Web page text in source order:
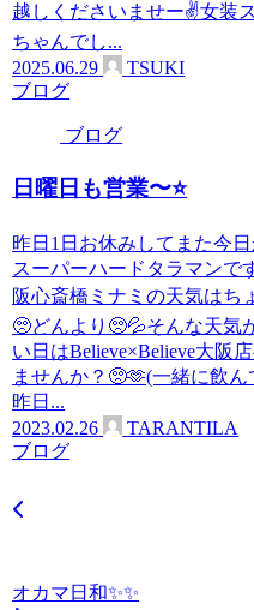
越しくださいませー✌女装
ちゃんでし...
2025.06.29
TSUKI
ブログ
ブログ
日曜日も営業〜⭐️
昨日1日お休みしてまた今
スーパーハードタラマンで
阪心斎橋ミナミの天気は
🥺どんより🥺💦そんな天気
い日はBelieve×Believe大阪
ませんか？🥺🫶(一緒に飲
昨日...
2023.02.26
TARANTILA
ブログ
オカマ日和✨✨